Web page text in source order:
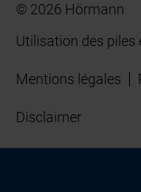
© 2026 Hörmann
Utilisation des piles
Mentions légales
Disclaimer